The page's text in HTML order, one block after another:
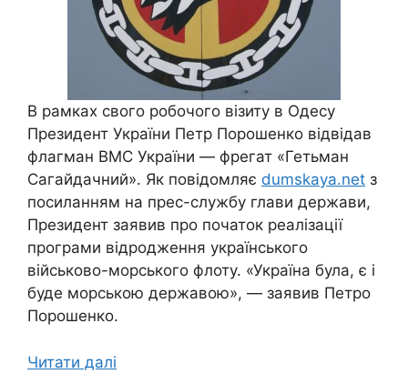
В рамках свого робочого візиту в Одесу
Президент України Петр Порошенко відвідав
флагман ВМС України — фрегат «Гетьман
Сагайдачний». Як повідомляє dumskaya.net з
посиланням на прес-службу глави держави,
Президент заявив про початок реалізації
програми відродження українського
військово-морського флоту. «Україна була, є і
буде морською державою», — заявив Петро
Порошенко.
Читати далі